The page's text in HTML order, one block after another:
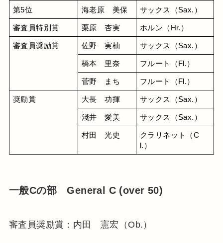
第5位 海老原　美保 サックス（Sax.）
審査員特別賞 栗原　杏実 ホルン（Hr.）
審査員奨励賞 佐野　実柚 サックス（Sax.）
橋本　里奈 フルート（Fl.）
菅野　まち フルート（Fl.）
奨励賞 大長　功揮 サックス（Sax.）
淺井　愛美 サックス（Sax.）
村田　光史
クラリネット（C
l.）
一般Cの部 General C (over 50)
審査員奨励賞：内田 憲宏（Ob.）